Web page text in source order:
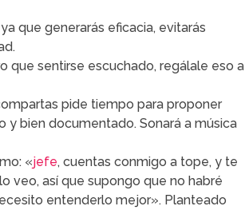
que generarás eficacia, evitarás
que sentirse escuchado, regálale eso a
pide tiempo para proponer
y bien documentado. Sonará a música
«jefe, cuentas conmigo a tope, y te
veo, así que supongo que no habré
entenderlo mejor». Planteado